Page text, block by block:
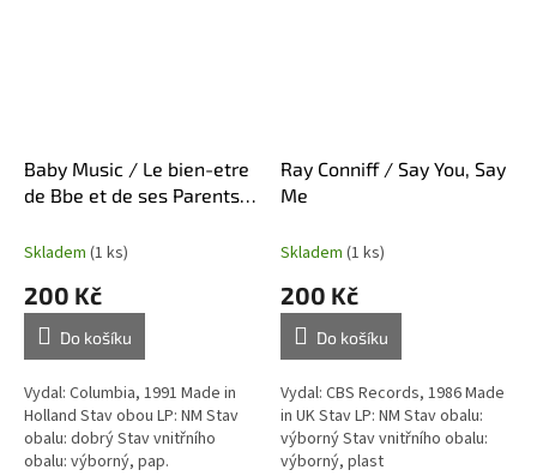
Baby Music / Le bien-etre
de Bbe et de ses Parents /
Skladem (1 ks)
200 Kč
Do košíku
Vydal: Columbia, 1991 Made in
Holland Stav obou LP: NM Stav
obalu: dobrý Stav vnitřního
obalu: výborný, pap.
Ray Conniff / Say You, Say
Me
Skladem (1 ks)
200 Kč
Do košíku
Vydal: CBS Records, 1986 Made
in UK Stav LP: NM Stav obalu:
výborný Stav vnitřního obalu:
výborný, plast